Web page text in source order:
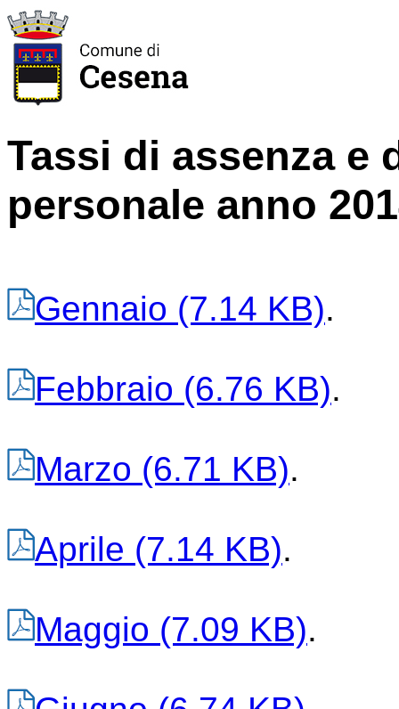
Tassi di assenza e
personale anno
Gennaio (7.14 KB).
Febbraio (6.76 KB).
Marzo (6.71 KB).
Aprile (7.14 KB).
Maggio (7.09 KB).